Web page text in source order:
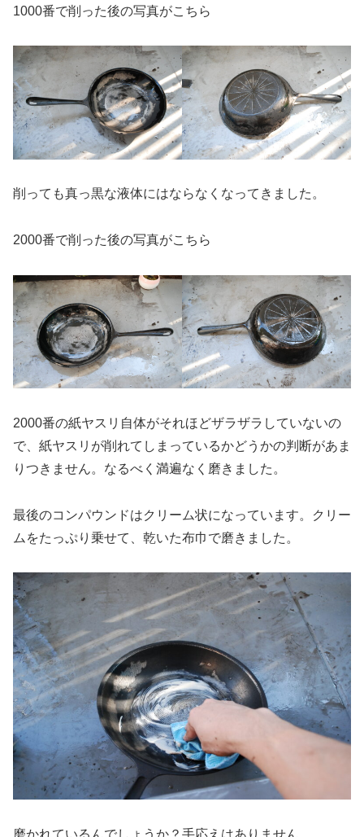
1000番で削った後の写真がこちら
削っても真っ黒な液体にはならなくなってきました。
2000番で削った後の写真がこちら
2000番の紙ヤスリ自体がそれほどザラザラしていないの
で、紙ヤスリが削れてしまっているかどうかの判断があま
りつきません。なるべく満遍なく磨きました。
最後のコンパウンドはクリーム状になっています。クリー
ムをたっぷり乗せて、乾いた布巾で磨きました。
磨かれているんでしょうか？手応えはありません。